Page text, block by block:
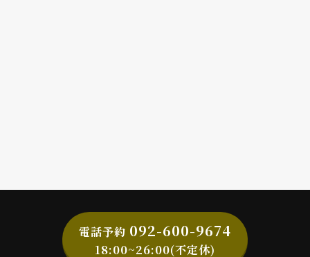
電話予約 092-600-9674
18:00~26:00(不定休)